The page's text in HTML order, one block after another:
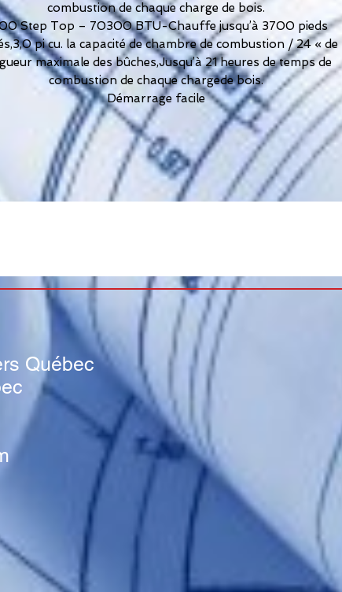
combustion de chaque charge de bois.
Step Top – 70300 BTU-Chauffe jusqu’à 3700 pieds
pi cu. la capacité de chambre de combustion / 24 « de
maximale des bûches,Jusqu’à 21 heures de temps de
combustion de chaque chargede bois.
Démarrage facile
Québec